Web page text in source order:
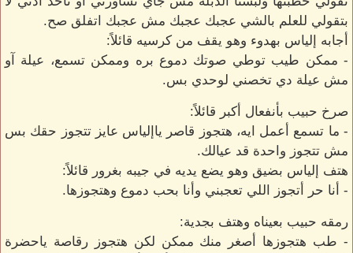
بتقولي للعلم بالشي عجبك عجبك مش عجبك اتفلق صح.
أجابه إلياس بهدوء وهو يقف من كرسيه قائلاً:
- ممكن طيب توطي صوتك دموع بره وممكن تسمع، عيلة آو
مش عيلة دي تخصني لوحدي بس.
صرخ حبيب بأنفعال أكبر قائلاً:
- ما تسمع أعمل ايه، هتجوز قاصر ياإلياس عايز تتجوز حقك بس
مش تتجوز واحدة قد عيالك.
هتف إلياس بضيق وهو يضع يديه في جيبه بغرور قائلاً:
- أنا حر أتجوز اللي تعجبني وأنا بحب دموع وهتجوزها.
رمقه حبيب بعيناه وهتف بجدية:
- طب هتجوزها أصغر منك ممكن لكن هتجوز رقاصة ياحضرة